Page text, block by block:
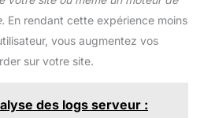
En rendant cette expérience moins
vous augmentez vos
sur votre site.
des logs serveur :